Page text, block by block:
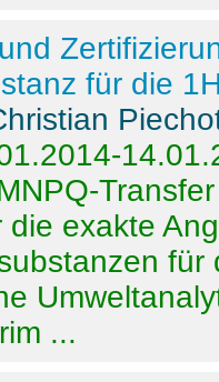
für die
Transfer
die exakte
...